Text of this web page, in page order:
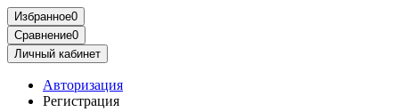
Избранное0
Сравнение0
Личный кабинет
Авторизация
Регистрация